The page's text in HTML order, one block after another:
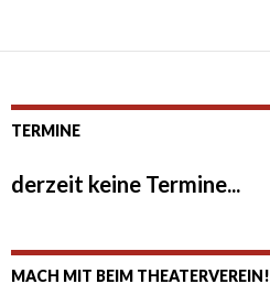
TERMINE
derzeit keine Termine...
MACH MIT BEIM THEATERVEREIN!